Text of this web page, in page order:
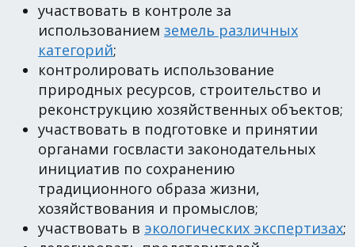
участвовать в контроле за
использованием земель различных
категорий;
контролировать использование
природных ресурсов, строительство и
реконструкцию хозяйственных объектов;
участвовать в подготовке и принятии
органами госвласти законодательных
инициатив по сохранению
традиционного образа жизни,
хозяйствования и промыслов;
участвовать в экологических экспертизах;